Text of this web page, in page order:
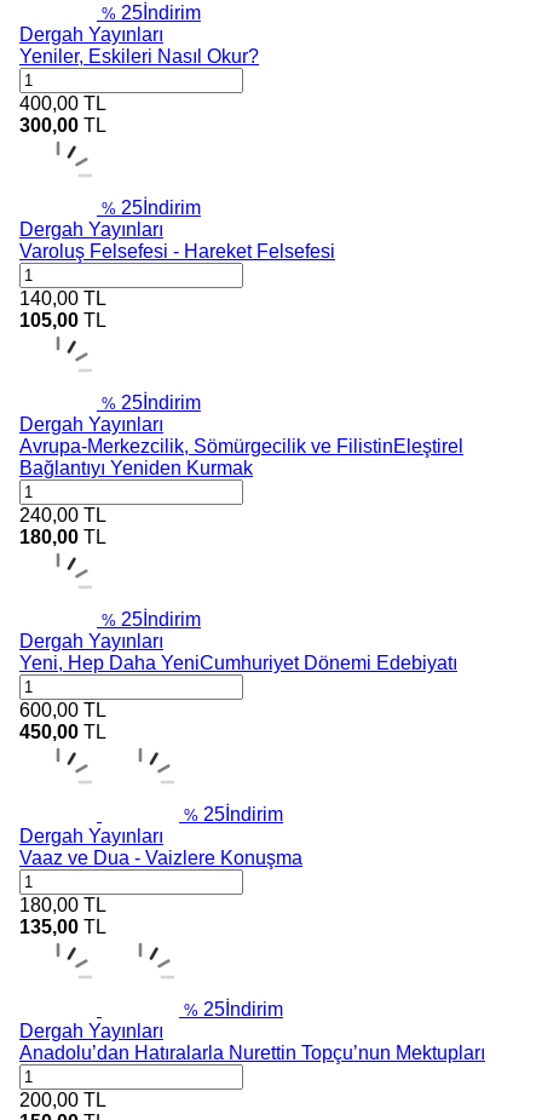
% 25 İndirim
Dergah Yayınları
Yeniler, Eskileri Nasıl Okur?
400,00 TL
300,00 TL
% 25 İndirim
Dergah Yayınları
Varoluş Felsefesi - Hareket Felsefesi
140,00 TL
105,00 TL
% 25 İndirim
Dergah Yayınları
Avrupa-Merkezcilik, Sömürgecilik ve FilistinEleştirel
Bağlantıyı Yeniden Kurmak
240,00 TL
180,00 TL
% 25 İndirim
Dergah Yayınları
Yeni, Hep Daha YeniCumhuriyet Dönemi Edebiyatı
600,00 TL
450,00 TL
% 25 İndirim
Dergah Yayınları
Vaaz ve Dua - Vaizlere Konuşma
180,00 TL
135,00 TL
% 25 İndirim
Dergah Yayınları
Anadolu’dan Hatıralarla Nurettin Topçu’nun Mektupları
200,00 TL